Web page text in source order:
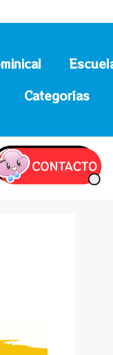
Categorías